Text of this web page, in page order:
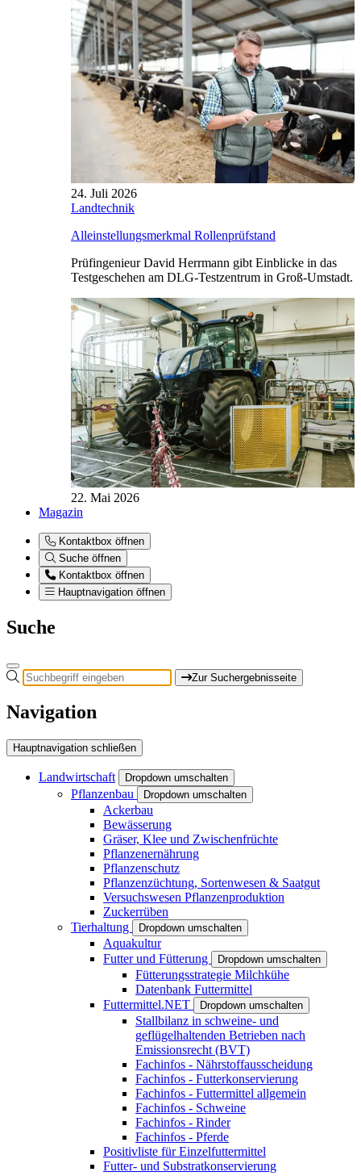
24. Juli 2026
Landtechnik
Alleinstellungsmerkmal Rollenprüfstand
Prüfingenieur David Herrmann gibt Einblicke in das
Testgeschehen am DLG-Testzentrum in Groß-Umstadt.
22. Mai 2026
Magazin
Kontaktbox öffnen
Suche öffnen
Kontaktbox öffnen
Hauptnavigation öffnen
Suche
Zur Suchergebnisseite
Navigation
Hauptnavigation schließen
Landwirtschaft Dropdown umschalten
Pflanzenbau Dropdown umschalten
Ackerbau
Bewässerung
Gräser, Klee und Zwischenfrüchte
Pflanzenernährung
Pflanzenschutz
Pflanzenzüchtung, Sortenwesen & Saatgut
Versuchswesen Pflanzenproduktion
Zuckerrüben
Tierhaltung
Dropdown umschalten
Aquakultur
Futter und Fütterung
Dropdown umschalten
Fütterungsstrategie Milchkühe
Datenbank Futtermittel
Futtermittel.NET
Dropdown umschalten
Stallbilanz in schweine- und
geflügelhaltenden Betrieben nach
Emissionsrecht (BVT)
Fachinfos - Nährstoffausscheidung
Fachinfos - Futterkonservierung
Fachinfos - Futtermittel allgemein
Fachinfos - Schweine
Fachinfos - Rinder
Fachinfos - Pferde
Positivliste für Einzelfuttermittel
Futter- und Substratkonservierung